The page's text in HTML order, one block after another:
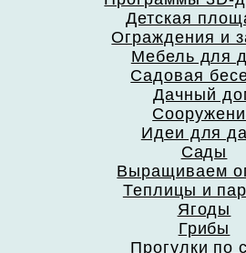
Детская
Ограждения и
Мебель для
Садовая
Дачный
Идеи для
Сады
Выращиваем
Теплицы и
Ягоды
Грибы
Прогулки по